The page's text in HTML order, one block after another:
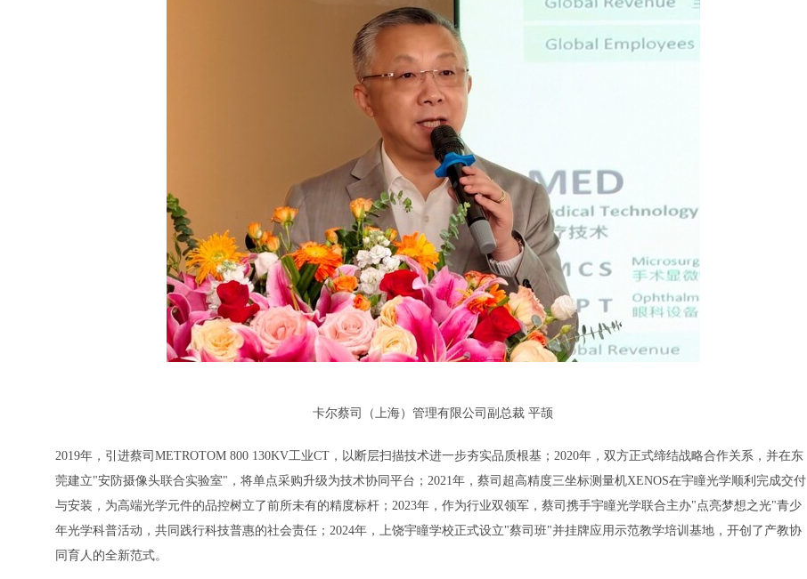
卡尔蔡司（上海）管理有限公司副总裁 平颉
2019年，引进蔡司METROTOM 800 130KV工业CT，以断层扫描技术进一步夯实品质根基；2020年，双方正式缔结战略合作关系，并在东
莞建立"安防摄像头联合实验室"，将单点采购升级为技术协同平台；2021年，蔡司超高精度三坐标测量机XENOS在宇瞳光学顺利完成交付
与安装，为高端光学元件的品控树立了前所未有的精度标杆；2023年，作为行业双领军，蔡司携手宇瞳光学联合主办"点亮梦想之光"青少
年光学科普活动，共同践行科技普惠的社会责任；2024年，上饶宇瞳学校正式设立"蔡司班"并挂牌应用示范教学培训基地，开创了产教协
同育人的全新范式。